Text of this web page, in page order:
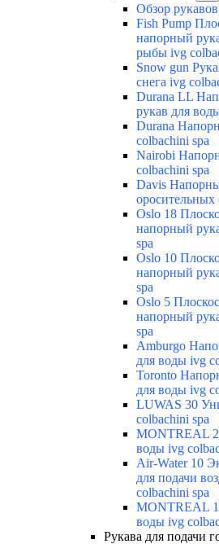
Обзор
Fish Pump
напорный
рыбы ivg
Snow gun
снега ivg
Durana LL
рукав для
Durana
colbachini spa
Nairobi
colbachini spa
Davis
оросительных
Oslo 18
напорный
spa
Oslo 10
напорный
spa
Oslo 5
напорный
spa
Amburgo
для воды ivg
Toronto
для воды ivg
LUWAS 30
colbachini spa
MONTREAL
воды ivg
Air-Water 10
для подачи
colbachini spa
MONTREAL
воды ivg
Рукава для подачи